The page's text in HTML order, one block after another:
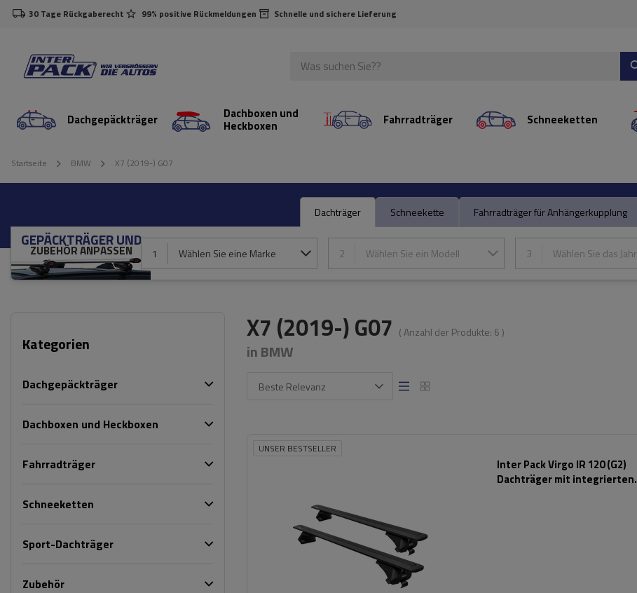
30 Tage Rückgaberecht 99% positive Rückmeldungen Schnelle und sichere Lieferung
Dachgepäckträger Dachboxen und
Heckboxen Fahrradträger Schneeketten
Startseite BMW X7 (2019-) G07
Dachträger Schneekette Fahrradträger für Anhängerkupplung
GEPÄCKTRÄGER UND
ZUBEHÖR ANPASSEN 1 Wählen Sie eine Marke 2 Wählen Sie ein Modell 3 Wählen Sie das Jahr
Kategorien
Dachgepäckträger
Dachboxen und Heckboxen
Fahrradträger
Schneeketten
Sport-Dachträger
Zubehör
X7 (2019-) G07 ( Anzahl der Produkte: 6 )
in BMW
Beste Relevanz
UNSER BESTSELLER
Inter Pack Virgo IR 120 (G2)
Dachträger mit integrierten